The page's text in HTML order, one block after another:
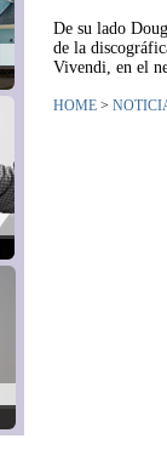
De su lado
de la
Vivendi, en el
HOME >